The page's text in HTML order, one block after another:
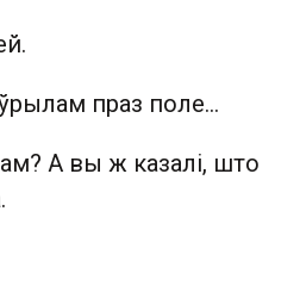
праз поле...
А вы ж казалі, што